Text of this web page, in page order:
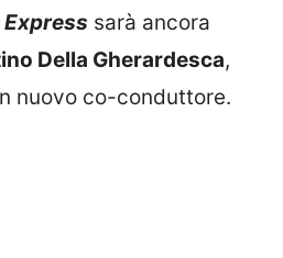
sarà ancora
Della Gherardesca,
nuovo co-conduttore.